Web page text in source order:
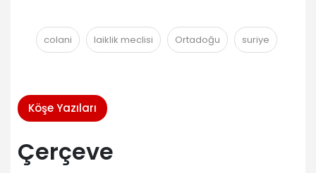
colani laiklik meclisi Ortadoğu suriye
Köşe Yazıları
Çerçeve